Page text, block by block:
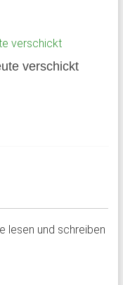
verschickt
lesen und schreiben